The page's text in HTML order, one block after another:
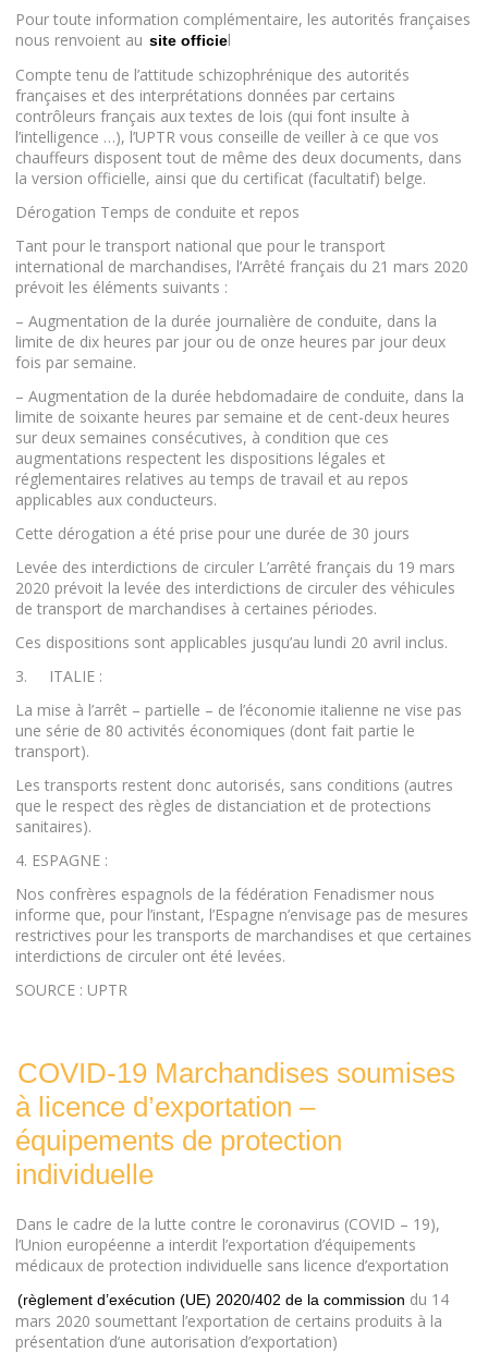
Pour toute information complémentaire, les autorités françaises
nous renvoient au site officiel
Compte tenu de l’attitude schizophrénique des autorités
françaises et des interprétations données par certains
contrôleurs français aux textes de lois (qui font insulte à
l’intelligence …), l’UPTR vous conseille de veiller à ce que vos
chauffeurs disposent tout de même des deux documents, dans
la version officielle, ainsi que du certificat (facultatif) belge.
Dérogation Temps de conduite et repos
Tant pour le transport national que pour le transport
international de marchandises, l’Arrêté français du 21 mars 2020
prévoit les éléments suivants :
– Augmentation de la durée journalière de conduite, dans la
limite de dix heures par jour ou de onze heures par jour deux
fois par semaine.
– Augmentation de la durée hebdomadaire de conduite, dans la
limite de soixante heures par semaine et de cent-deux heures
sur deux semaines consécutives, à condition que ces
augmentations respectent les dispositions légales et
réglementaires relatives au temps de travail et au repos
applicables aux conducteurs.
Cette dérogation a été prise pour une durée de 30 jours
Levée des interdictions de circuler L’arrêté français du 19 mars
2020 prévoit la levée des interdictions de circuler des véhicules
de transport de marchandises à certaines périodes.
Ces dispositions sont applicables jusqu’au lundi 20 avril inclus.
3. ITALIE :
La mise à l’arrêt – partielle – de l’économie italienne ne vise pas
une série de 80 activités économiques (dont fait partie le
transport).
Les transports restent donc autorisés, sans conditions (autres
que le respect des règles de distanciation et de protections
sanitaires).
4. ESPAGNE :
Nos confrères espagnols de la fédération Fenadismer nous
informe que, pour l’instant, l’Espagne n’envisage pas de mesures
restrictives pour les transports de marchandises et que certaines
interdictions de circuler ont été levées.
SOURCE : UPTR
COVID-19 Marchandises soumises
à licence d’exportation –
équipements de protection
individuelle
Dans le cadre de la lutte contre le coronavirus (COVID – 19),
l’Union européenne a interdit l’exportation d’équipements
médicaux de protection individuelle sans licence d’exportation
(règlement d’exécution (UE) 2020/402 de la commission du 14
mars 2020 soumettant l’exportation de certains produits à la
présentation d’une autorisation d’exportation)